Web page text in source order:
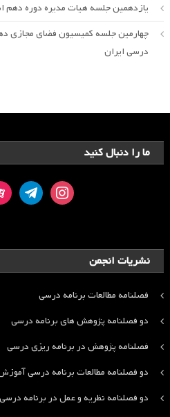
یازدهمین جلسه هیات مدیره دوره دهم
چهارمین جلسه کمیسیون فضای مجازی
درسی ایران
ما را دنبال کنید
instagram
telegram
نشریات انجمن
فصلنامه مطالعات برنامه درسی
دو فصلنامه پژوهش های برنامه درسی
فصلنامه پژوهش در برنامه ریزی درسی
دو فصلنامه مطالعات برنامه درسی
دو فصلنامه نظریه و عمل در برنامه درسی